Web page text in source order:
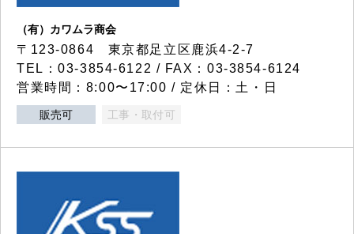
（有）カワムラ商会
〒123-0864 東京都足立区鹿浜4-2-7
TEL：03-3854-6122 / FAX：03-3854-6124
営業時間：8:00〜17:00 / 定休日：土・日
販売可 工事・取付可